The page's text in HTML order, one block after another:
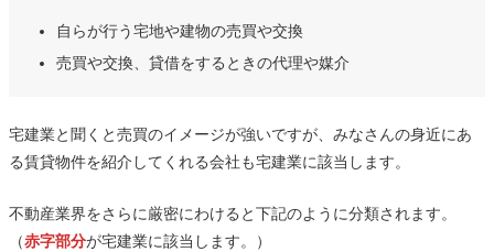
自らが行う宅地や建物の売買や交換
売買や交換、貸借をするときの代理や媒介
宅建業と聞くと売買のイメージが強いですが、みなさんの身近にあ
る賃貸物件を紹介してくれる会社も宅建業に該当します。
不動産業界をさらに厳密にわけると下記のように分類されます。
（赤字部分が宅建業に該当します。）